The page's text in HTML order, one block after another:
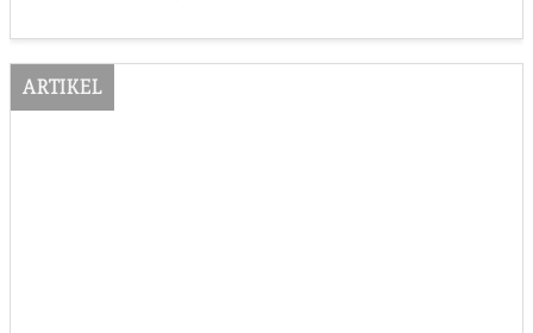
ARTIKEL